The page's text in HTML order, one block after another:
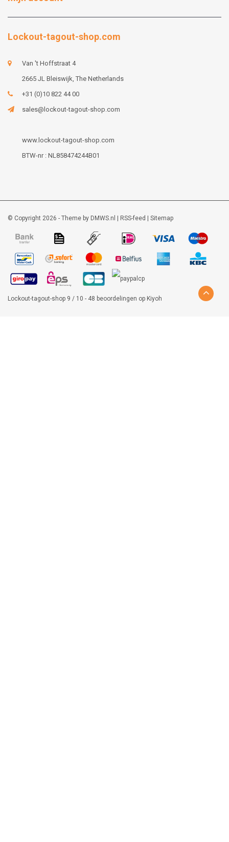
Lockout-tagout-shop.com
Van 't Hoffstraat 4
2665 JL Bleiswijk, The Netherlands
+31 (0)10 822 44 00
sales@lockout-tagout-shop.com
www.lockout-tagout-shop.com
BTW-nr : NL858474244B01
© Copyright 2026 - Theme by DMWS.nl RSS-feed Sitemap
Lockout-tagout-shop 9 / 10 - 48 beoordelingen op Kiyoh